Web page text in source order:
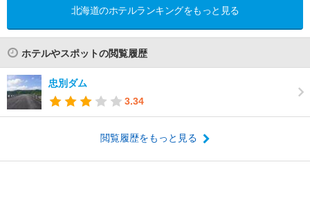
北海道のホテルランキングをもっと見る
ホテルやスポットの閲覧履歴
忠別ダム
3.34
閲覧履歴をもっと見る